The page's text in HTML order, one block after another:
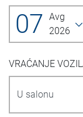
07 Avg
2026
VRAĆANJE